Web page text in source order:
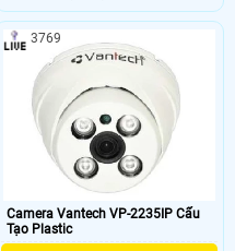
các sản phẩm để phục vụ con
người, nâng cao cuộc sống là việc
ưu tiên. VANTECH luôn mong muốn
mang đến Quý khách những sản
phẩm, dịch vụ tiện lợi nhất, thông
minh với giá thành hợp lý.
Camera Vantech VP-2235IP Cấu
Tạo Plastic
3769